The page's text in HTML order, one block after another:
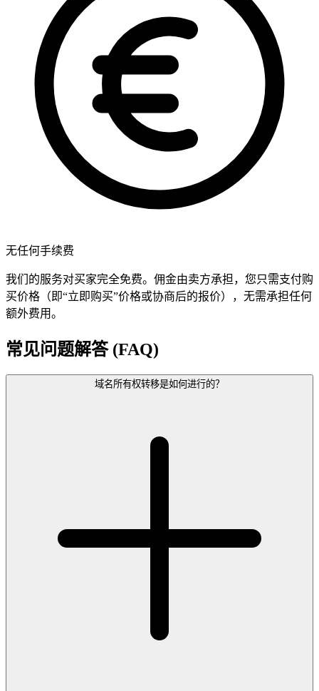
无任何手续费
我们的服务对买家完全免费。佣金由卖方承担，您只需支付购
买价格（即“立即购买”价格或协商后的报价），无需承担任何
额外费用。
常见问题解答 (FAQ)
域名所有权转移是如何进行的？